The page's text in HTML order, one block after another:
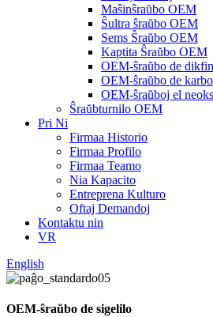
Maŝinŝraŭbo OEM
Ŝultra ŝraŭbo OEM
Sems Ŝraŭbo OEM
Kaptita Ŝraŭbo OEM
OEM-ŝraŭbo de
OEM-ŝraŭbo de
OEM-ŝraŭboj el
Ŝraŭbturnilo OEM
Pri Ni
Firmaa Historio
Firmaa Profilo
Firmaa Teamo
Nia Kapacito
Entreprena Kulturo
Oftaj Demandoj
Kontaktu nin
VR
English
OEM-ŝraŭbo de sigelilo